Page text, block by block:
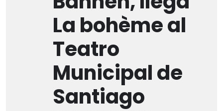
La bohème al
Teatro
Municipal de
Santiago